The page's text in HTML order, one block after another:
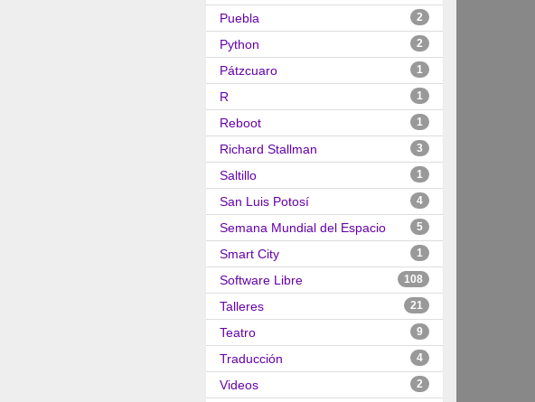
Puebla 2
Python 2
Pátzcuaro 1
R 1
Reboot 1
Richard Stallman 3
Saltillo 1
San Luis Potosí 4
Semana Mundial del Espacio 5
Smart City 1
Software Libre 108
Talleres 21
Teatro 9
Traducción 4
Videos 2